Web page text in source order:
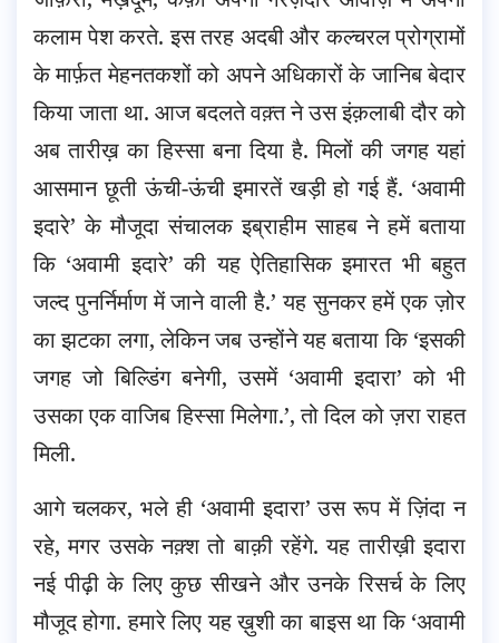
कलाम पेश करते. इस तरह अदबी और कल्चरल प्रोग्रामों
के मार्फ़त मेहनतकशों को अपने अधिकारों के जानिब बेदार
किया जाता था. आज बदलते वक़्त ने उस इंक़लाबी दौर को
अब तारीख़ का हिस्सा बना दिया है. मिलों की जगह यहां
आसमान छूती ऊंची-ऊंची इमारतें खड़ी हो गई हैं. ‘अवामी
इदारे’ के मौजूदा संचालक इब्राहीम साहब ने हमें बताया
कि ‘अवामी इदारे’ की यह ऐतिहासिक इमारत भी बहुत
जल्द पुनर्निर्माण में जाने वाली है.’ यह सुनकर हमें एक ज़ोर
का झटका लगा, लेकिन जब उन्होंने यह बताया कि ‘इसकी
जगह जो बिल्डिंग बनेगी, उसमें ‘अवामी इदारा’ को भी
उसका एक वाजिब हिस्सा मिलेगा.’, तो दिल को ज़रा राहत
मिली.
आगे चलकर, भले ही ‘अवामी इदारा’ उस रूप में ज़िंदा न
रहे, मगर उसके नक़्श तो बाक़ी रहेंगे. यह तारीख़ी इदारा
नई पीढ़ी के लिए कुछ सीखने और उनके रिसर्च के लिए
मौजूद होगा. हमारे लिए यह ख़ुशी का बाइस था कि ‘अवामी